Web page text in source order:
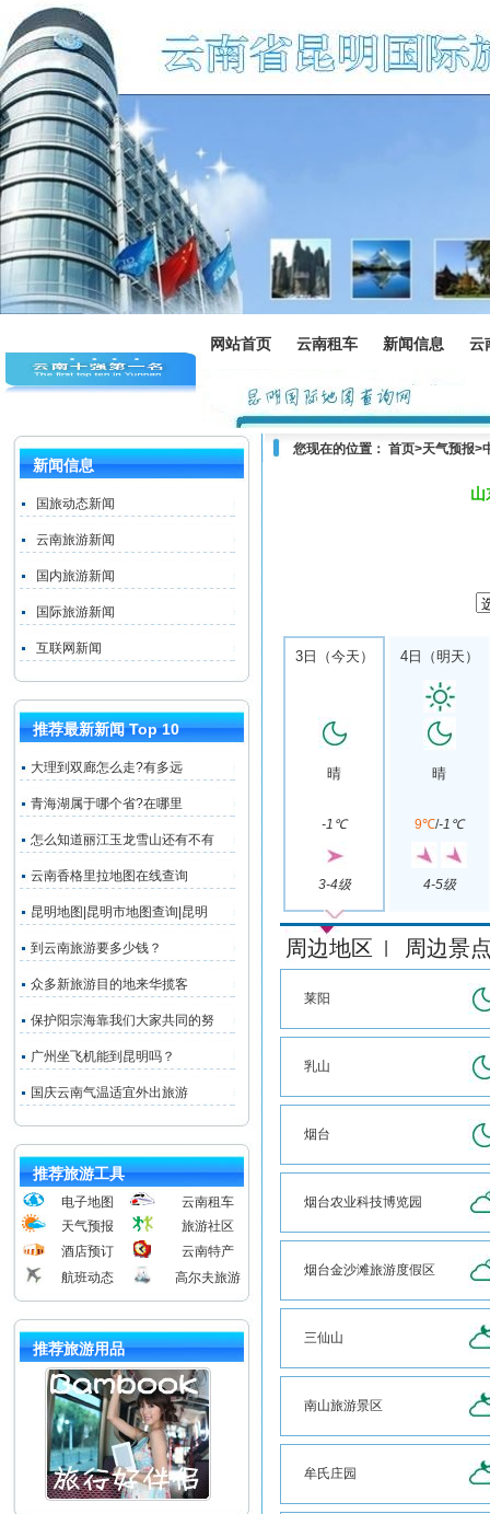
网站首页 云南租车 新闻信息 云
新闻信息
国旅动态新闻
云南旅游新闻
国内旅游新闻
国际旅游新闻
互联网新闻
推荐最新新闻 Top 10
大理到双廊怎么走?有多远
青海湖属于哪个省?在哪里
怎么知道丽江玉龙雪山还有不有
云南香格里拉地图在线查询
昆明地图|昆明市地图查询|昆明
到云南旅游要多少钱？
众多新旅游目的地来华揽客
保护阳宗海靠我们大家共同的努
广州坐飞机能到昆明吗？
国庆云南气温适宜外出旅游
推荐旅游工具
电子地图
云南租车
天气预报
旅游社区
酒店预订
云南特产
航班动态
高尔夫旅游
推荐旅游用品
您现在的位置： 首页>天气预报>
山
3日（今天）
晴
-1℃
3-4级
4日（明天）
晴
9℃/-1℃
4-5级
周边地区 周边景
莱阳
乳山
烟台
烟台农业科技博览园
烟台金沙滩旅游度假区
三仙山
南山旅游景区
牟氏庄园